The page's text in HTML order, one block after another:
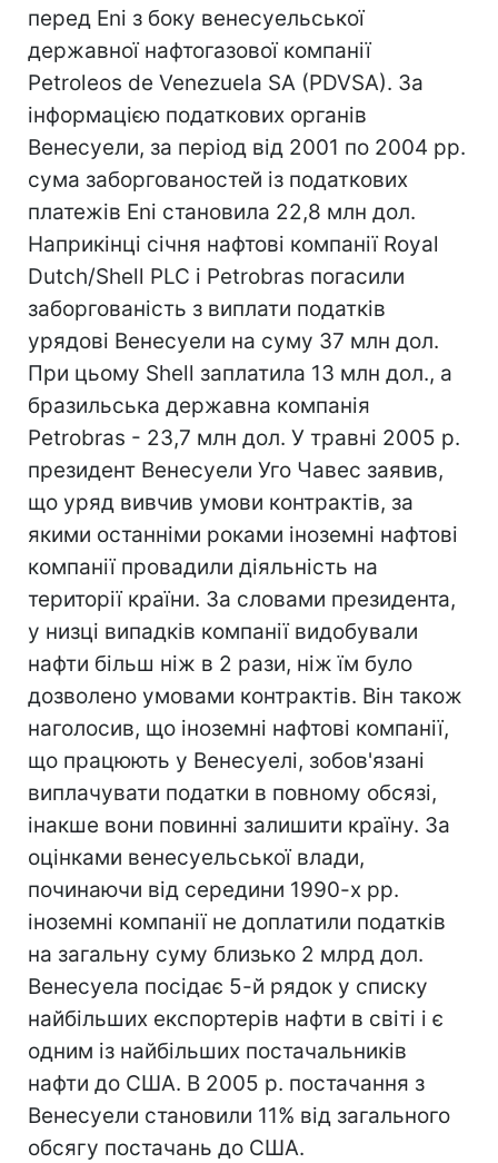
перед Eni з боку венесуельської
державної нафтогазової компанії
Petroleos de Venezuela SA (PDVSA). За
інформацією податкових органів
Венесуели, за період від 2001 по 2004 рр.
сума заборгованостей із податкових
платежів Eni становила 22,8 млн дол.
Наприкінці січня нафтові компанії Royal
Dutch/Shell PLC і Petrobras погасили
заборгованість з виплати податків
урядові Венесуели на суму 37 млн дол.
При цьому Shell заплатила 13 млн дол., а
бразильська державна компанія
Petrobras - 23,7 млн дол. У травні 2005 р.
президент Венесуели Уго Чавес заявив,
що уряд вивчив умови контрактів, за
якими останніми роками іноземні нафтові
компанії провадили діяльність на
території країни. За словами президента,
у низці випадків компанії видобували
нафти більш ніж в 2 рази, ніж їм було
дозволено умовами контрактів. Він також
наголосив, що іноземні нафтові компанії,
що працюють у Венесуелі, зобов'язані
виплачувати податки в повному обсязі,
інакше вони повинні залишити країну. За
оцінками венесуельської влади,
починаючи від середини 1990-х рр.
іноземні компанії не доплатили податків
на загальну суму близько 2 млрд дол.
Венесуела посідає 5-й рядок у списку
найбільших експортерів нафти в світі і є
одним із найбільших постачальників
нафти до США. В 2005 р. постачання з
Венесуели становили 11% від загального
обсягу постачань до США.